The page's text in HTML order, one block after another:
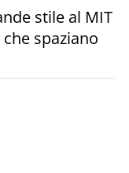
stile al MIT
spaziano